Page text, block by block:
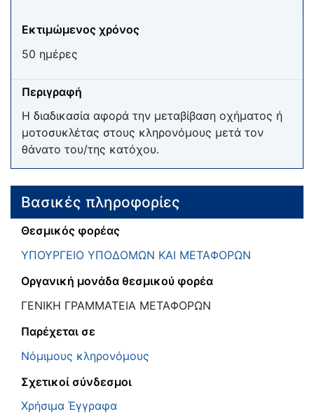
Εκτιμώμενος χρόνος
50 ημέρες
Περιγραφή
Η διαδικασία αφορά την μεταβίβαση οχήματος ή
μοτοσυκλέτας στους κληρονόμους μετά τον
θάνατο του/της κατόχου.
Βασικές πληροφορίες
Θεσμικός φορέας
ΥΠΟΥΡΓΕΙΟ ΥΠΟΔΟΜΩΝ ΚΑΙ ΜΕΤΑΦΟΡΩΝ
Οργανική μονάδα θεσμικού φορέα
ΓΕΝΙΚΗ ΓΡΑΜΜΑΤΕΙΑ ΜΕΤΑΦΟΡΩΝ
Παρέχεται σε
Νόμιμους κληρονόμους
Σχετικοί σύνδεσμοι
Χρήσιμα Έγγραφα